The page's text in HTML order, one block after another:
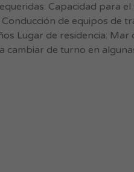
Capacidad para
de equipos de
Lugar de residencia:
cambiar de turno en